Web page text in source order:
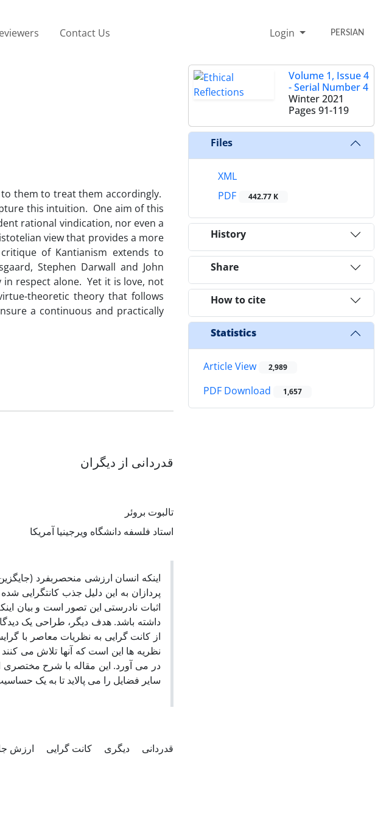
Contact Us Login PERSIAN
them to treat them accordingly.
this intuition. One aim of this
rational vindication, nor even a
view that provides a more
of Kantianism extends to
Stephen Darwall and John
respect alone. Yet it is love, not
theoretic theory that follows
a continuous and practically
قدردانی از دیگران
تالبوت بروئر
استاد فلسفه دانشگاه ویرجینیا آمریکا
اینکه انسان ارزشی منحصربفرد
پردازان به این دلیل جذب کانت­گرایی
اثبات نادرستی این تصور است و بیان
داشته باشد. هدف دیگر، طراحی یک
از کانت گرایی به نظریات معاصر با
نظریه ها این است که آنها تلاش می کنند
در می آورد. این مقاله با شرح
سایر فضایل را می پالاید تا به یک
قدردانی دیگری کانت گرایی
ارزش
Volume 1, Issue 4
- Serial Number 4
Winter 2021
Pages 91-119
Files
XML
PDF
442.77 K
History
Share
How to cite
Statistics
Article View 2,989
PDF Download 1,657